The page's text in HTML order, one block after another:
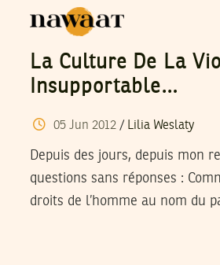
La Culture De La
Insupportable…
05 Jun 2012/ Lilia Weslaty
Depuis des jours, depuis mon
questions sans réponses :
droits de l’homme au nom du